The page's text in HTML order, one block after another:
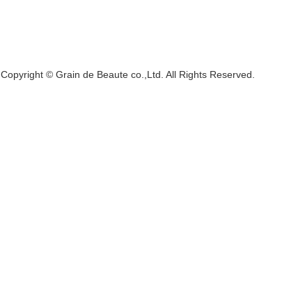
Copyright © Grain de Beaute co.,Ltd. All Rights Reserved.